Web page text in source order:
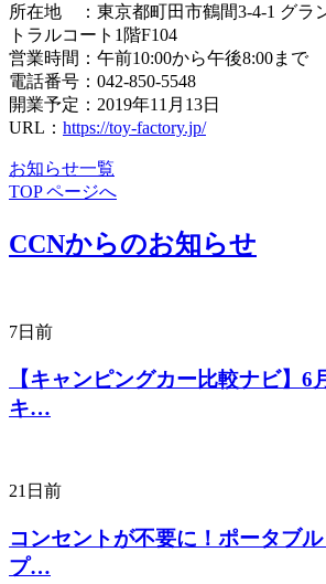
所在地 ：東京都町田市鶴間3-4-1 グラ
トラルコート1階F104
営業時間：午前10:00から午後8:00まで
電話番号：042-850-5548
開業予定：2019年11月13日
URL： https://toy-factory.jp/
お知らせ一覧
TOP ページへ
CCNからのお知らせ
7日前
【キャンピングカー比較ナビ】6
キ…
21日前
コンセントが不要に！ポータブ
プ…